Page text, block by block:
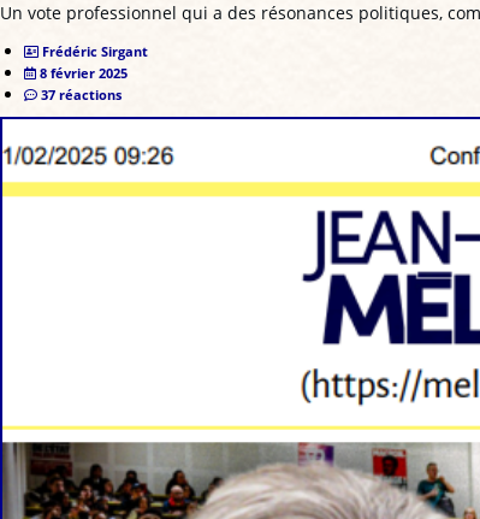
Un vote professionnel qui a des résonances politiques,
Frédéric Sirgant
8 février 2025
37 réactions